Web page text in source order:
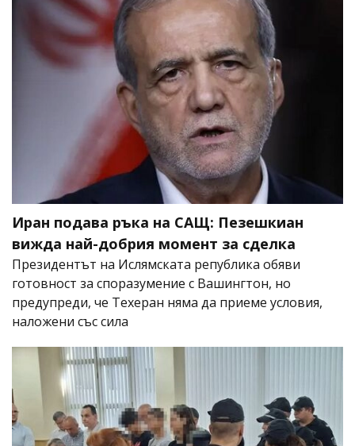
Иран подава ръка на САЩ: Пезешкиан
вижда най-добрия момент за сделка
Президентът на Ислямската република обяви
готовност за споразумение с Вашингтон, но
предупреди, че Техеран няма да приеме условия,
наложени със сила